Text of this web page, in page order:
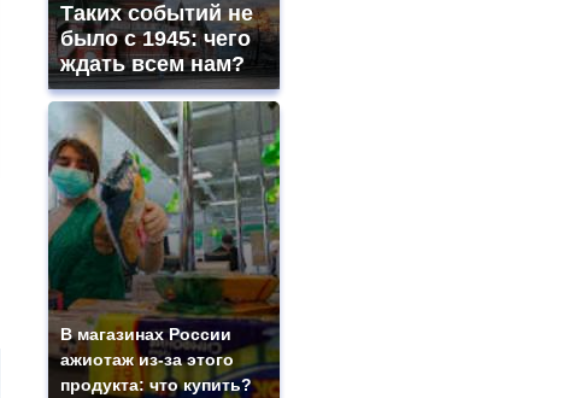
Таких событий не
было с 1945: чего
ждать всем нам?
В магазинах России
ажиотаж из-за этого
продукта: что купить?